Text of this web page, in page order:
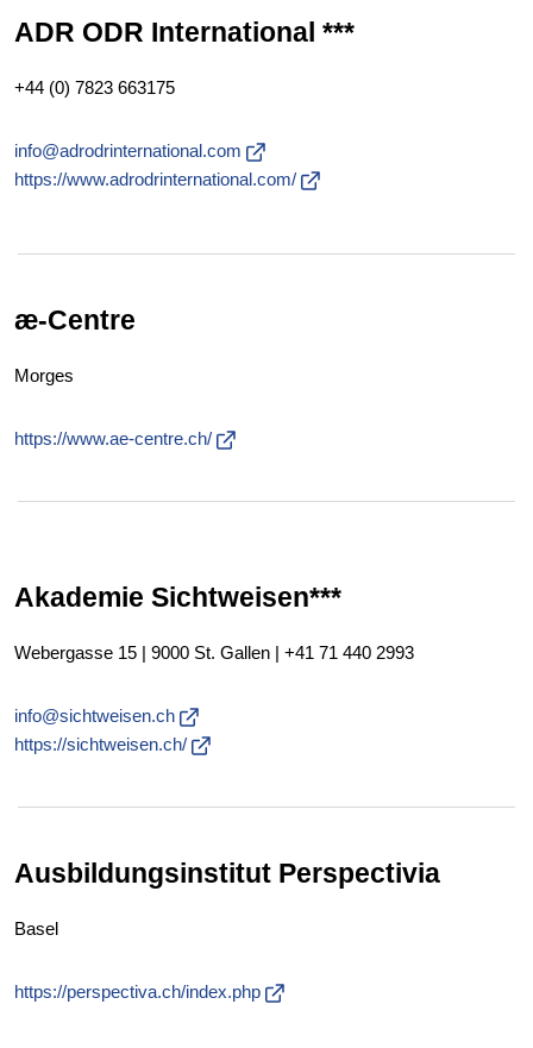
ADR ODR International ***
+44 (0) 7823 663175
info@adrodrinternational.com
https://www.adrodrinternational.com/
æ-Centre
Morges
https://www.ae-centre.ch/
Akademie Sichtweisen***
Webergasse 15 | 9000 St. Gallen | +41 71 440 2993
info@sichtweisen.ch
https://sichtweisen.ch/
Ausbildungsinstitut Perspectivia
Basel
https://perspectiva.ch/index.php